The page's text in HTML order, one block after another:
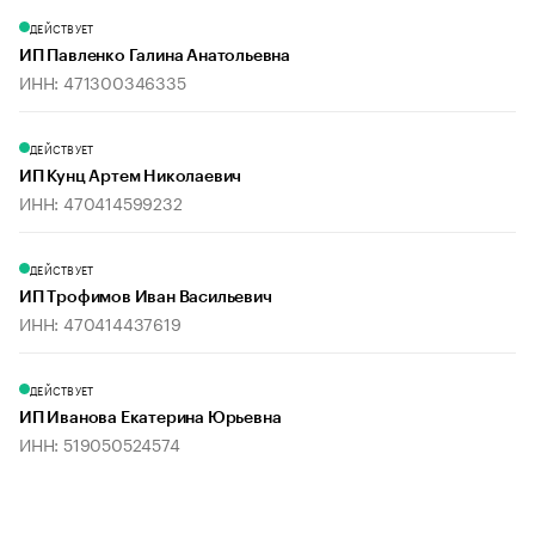
ДЕЙСТВУЕТ
ИП Павленко Галина Анатольевна
ИНН: 471300346335
ДЕЙСТВУЕТ
ИП Кунц Артем Николаевич
ИНН: 470414599232
ДЕЙСТВУЕТ
ИП Трофимов Иван Васильевич
ИНН: 470414437619
ДЕЙСТВУЕТ
ИП Иванова Екатерина Юрьевна
ИНН: 519050524574